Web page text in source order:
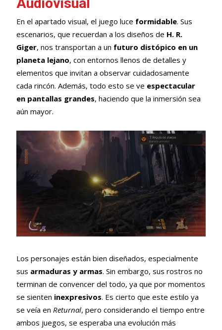
En el apartado visual, el juego luce formidable. Sus
escenarios, que recuerdan a los diseños de H. R.
Giger, nos transportan a un futuro distópico en un
planeta lejano, con entornos llenos de detalles y
elementos que invitan a observar cuidadosamente
cada rincón. Además, todo esto se ve espectacular
en pantallas grandes, haciendo que la inmersión sea
aún mayor.
Los personajes están bien diseñados, especialmente
sus armaduras y armas. Sin embargo, sus rostros no
terminan de convencer del todo, ya que por momentos
se sienten inexpresivos. Es cierto que este estilo ya
se veía en Returnal, pero considerando el tiempo entre
ambos juegos, se esperaba una evolución más